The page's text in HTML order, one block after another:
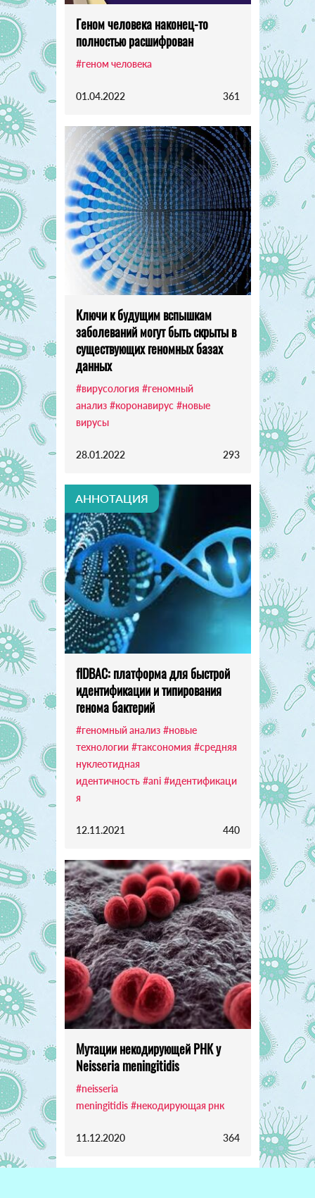
Геном человека наконец-то
полностью расшифрован
#геном человека
01.04.2022 361
Ключи к будущим вспышкам
заболеваний могут быть скрыты в
существующих геномных базах
данных
#вирусология #геномный
анализ #коронавирус #новые
вирусы
28.01.2022 293
АННОТАЦИЯ
fIDBAC: платформа для быстрой
идентификации и типирования
генома бактерий
#геномный анализ #новые
технологии #таксономия #средняя
нуклеотидная
идентичность #ani #идентификаци
я
12.11.2021 440
Мутации некодирующей РНК у
Neisseria meningitidis
#neisseria
meningitidis #некодирующая рнк
11.12.2020 364